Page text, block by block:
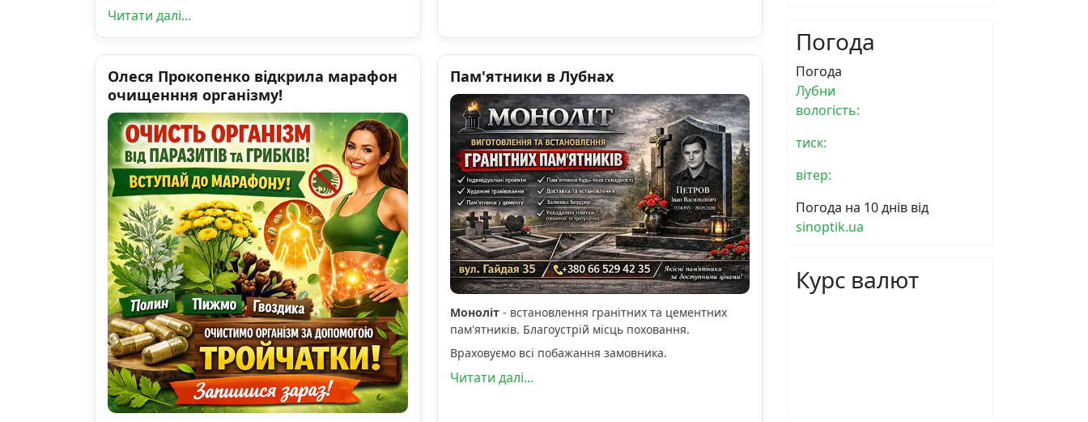
Читати далі...
Олеся Прокопенко відкрила марафон
очищенння організму!
Пам'ятники в Лубнах
Моноліт- встановлення гранітних та цементних
пам'ятників. Благоустрій місць поховання.
Враховуємо всі побажання замовника.
Читати далі...
Погода
Погода
Лубни
вологість:
тиск:
вітер:
Погода на 10 днів від
sinoptik.ua
Курс валют